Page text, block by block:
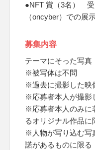
●NFT 賞（3名） 受
（oncyber）での展
募集内容
テーマにそった写真
※被写体は不問
※過去に撮影した映
※応募者本人が撮影
※応募者本人のみに
るオリジナル作品に
※人物が写り込む写
諾があるものに限る